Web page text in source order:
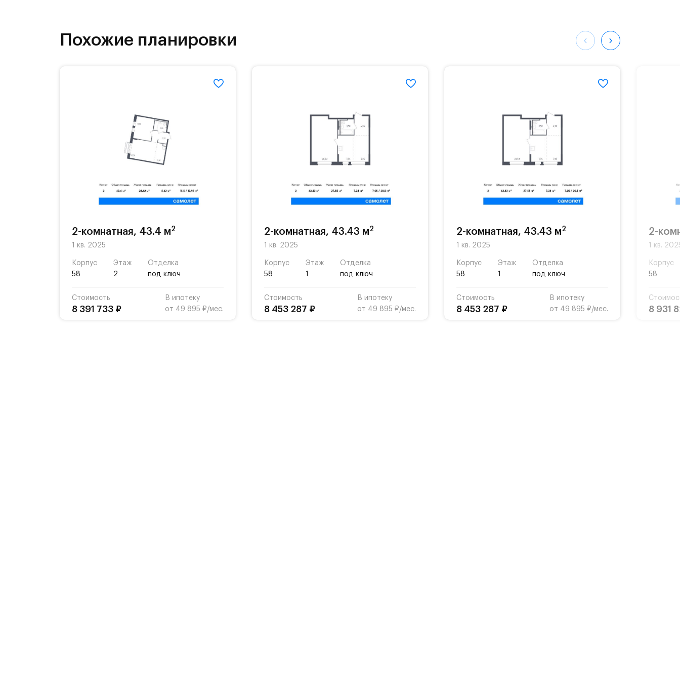
На территории квартала возведут детский сад и школу. Также для наиболее одарённых
Для автомобилистов — закрытые озеленённые парковки.
Территория квартала приватная, въезд осуществляется по пропускам.#yan19-2r1509304#
Похожие планировки
2-комнатная, 43.4 м2
1 кв. 2025
Корпус
58
Этаж
2
Отделка
под ключ
Стоимость
8 391 733 ₽
В ипотеку
от 49 895 ₽/мес.
2-комнатная, 43.43 м2
1 кв. 2025
Корпус
58
Этаж
1
Отделка
под ключ
Стоимость
8 453 287 ₽
В ипотеку
от 49 895 ₽/мес.
2-комнатная, 43.43 м2
1 кв. 2025
Корпус
58
Этаж
1
Отделка
под ключ
Стоимость
8 453 287 ₽
В ипотеку
от 49 895 ₽/мес.
2-
1 кв.
Корпус
58
8 931